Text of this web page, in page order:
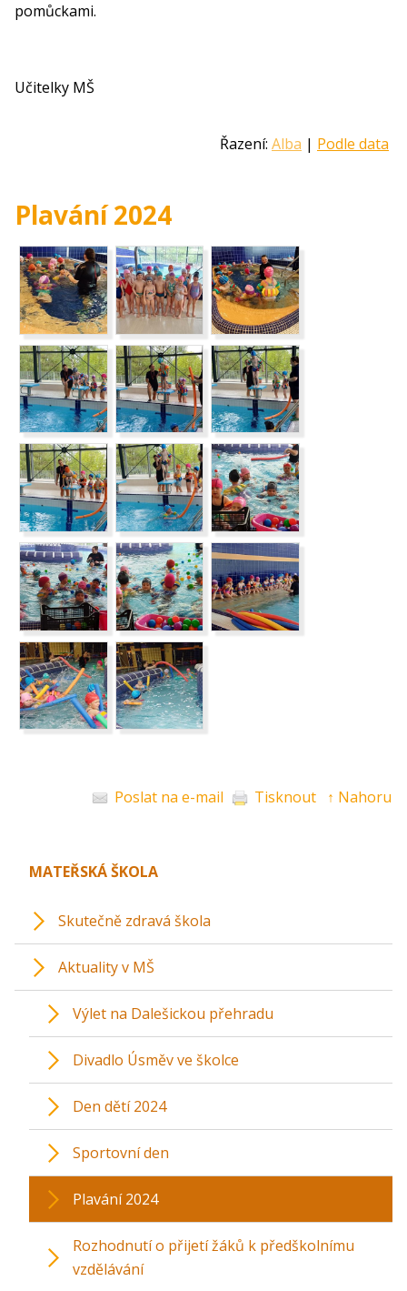
pomůckami.
Učitelky MŠ
Řazení: Alba | Podle data
Plavání 2024
Poslat na e-mail Tisknout ↑ Nahoru
MATEŘSKÁ ŠKOLA
Skutečně zdravá škola
Aktuality v MŠ
Výlet na Dalešickou přehradu
Divadlo Úsměv ve školce
Den dětí 2024
Sportovní den
Plavání 2024
Rozhodnutí o přijetí žáků k předškolnímu
vzdělávání